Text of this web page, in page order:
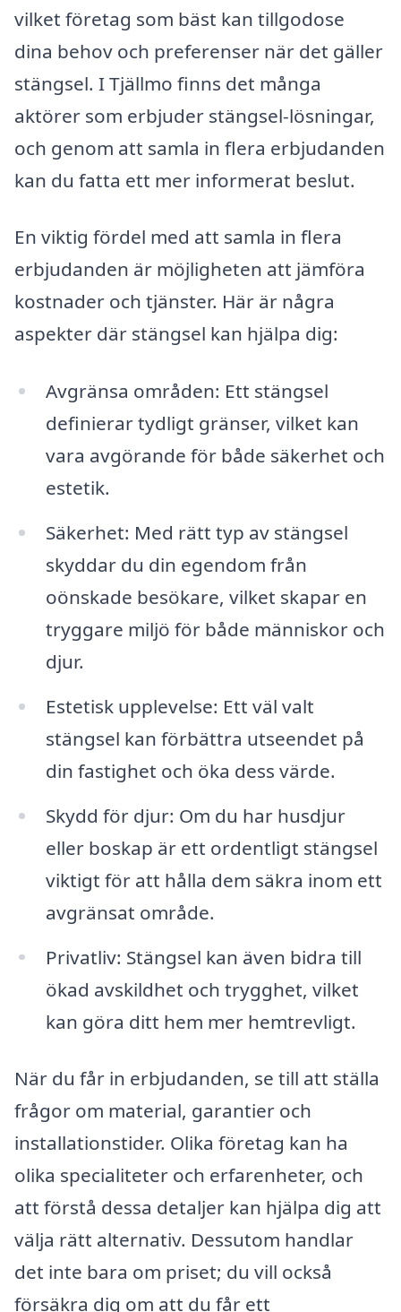
vilket företag som bäst kan tillgodose
dina behov och preferenser när det gäller
stängsel. I Tjällmo finns det många
aktörer som erbjuder stängsel-lösningar,
och genom att samla in flera erbjudanden
kan du fatta ett mer informerat beslut.
En viktig fördel med att samla in flera
erbjudanden är möjligheten att jämföra
kostnader och tjänster. Här är några
aspekter där stängsel kan hjälpa dig:
Avgränsa områden: Ett stängsel
definierar tydligt gränser, vilket kan
vara avgörande för både säkerhet och
estetik.
Säkerhet: Med rätt typ av stängsel
skyddar du din egendom från
oönskade besökare, vilket skapar en
tryggare miljö för både människor och
djur.
Estetisk upplevelse: Ett väl valt
stängsel kan förbättra utseendet på
din fastighet och öka dess värde.
Skydd för djur: Om du har husdjur
eller boskap är ett ordentligt stängsel
viktigt för att hålla dem säkra inom ett
avgränsat område.
Privatliv: Stängsel kan även bidra till
ökad avskildhet och trygghet, vilket
kan göra ditt hem mer hemtrevligt.
När du får in erbjudanden, se till att ställa
frågor om material, garantier och
installationstider. Olika företag kan ha
olika specialiteter och erfarenheter, och
att förstå dessa detaljer kan hjälpa dig att
välja rätt alternativ. Dessutom handlar
det inte bara om priset; du vill också
försäkra dig om att du får ett